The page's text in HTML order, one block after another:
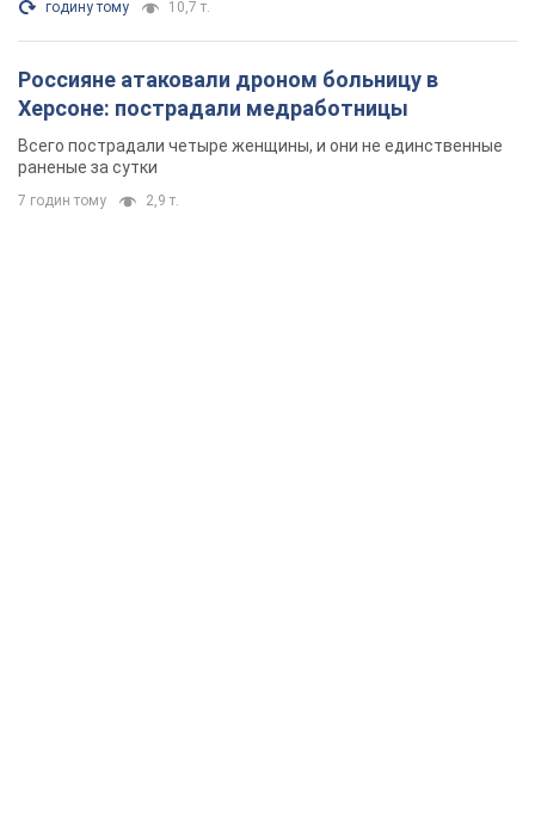
годину тому 10,7 т.
Россияне атаковали дроном больницу в
Херсоне: пострадали медработницы
Всего пострадали четыре женщины, и они не единственные
раненые за сутки
7 годин тому 2,9 т.